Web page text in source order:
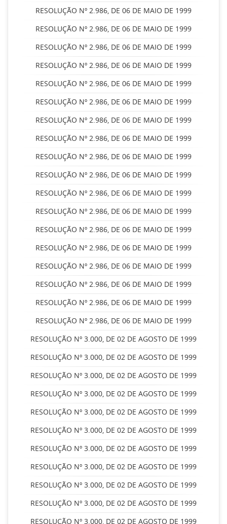
RESOLUÇÃO Nº 2.986, DE 06 DE MAIO DE 1999
RESOLUÇÃO Nº 2.986, DE 06 DE MAIO DE 1999
RESOLUÇÃO Nº 2.986, DE 06 DE MAIO DE 1999
RESOLUÇÃO Nº 2.986, DE 06 DE MAIO DE 1999
RESOLUÇÃO Nº 2.986, DE 06 DE MAIO DE 1999
RESOLUÇÃO Nº 2.986, DE 06 DE MAIO DE 1999
RESOLUÇÃO Nº 2.986, DE 06 DE MAIO DE 1999
RESOLUÇÃO Nº 2.986, DE 06 DE MAIO DE 1999
RESOLUÇÃO Nº 2.986, DE 06 DE MAIO DE 1999
RESOLUÇÃO Nº 2.986, DE 06 DE MAIO DE 1999
RESOLUÇÃO Nº 2.986, DE 06 DE MAIO DE 1999
RESOLUÇÃO Nº 2.986, DE 06 DE MAIO DE 1999
RESOLUÇÃO Nº 2.986, DE 06 DE MAIO DE 1999
RESOLUÇÃO Nº 2.986, DE 06 DE MAIO DE 1999
RESOLUÇÃO Nº 2.986, DE 06 DE MAIO DE 1999
RESOLUÇÃO Nº 2.986, DE 06 DE MAIO DE 1999
RESOLUÇÃO Nº 2.986, DE 06 DE MAIO DE 1999
RESOLUÇÃO Nº 2.986, DE 06 DE MAIO DE 1999
RESOLUÇÃO Nº 3.000, DE 02 DE AGOSTO DE 1999
RESOLUÇÃO Nº 3.000, DE 02 DE AGOSTO DE 1999
RESOLUÇÃO Nº 3.000, DE 02 DE AGOSTO DE 1999
RESOLUÇÃO Nº 3.000, DE 02 DE AGOSTO DE 1999
RESOLUÇÃO Nº 3.000, DE 02 DE AGOSTO DE 1999
RESOLUÇÃO Nº 3.000, DE 02 DE AGOSTO DE 1999
RESOLUÇÃO Nº 3.000, DE 02 DE AGOSTO DE 1999
RESOLUÇÃO Nº 3.000, DE 02 DE AGOSTO DE 1999
RESOLUÇÃO Nº 3.000, DE 02 DE AGOSTO DE 1999
RESOLUÇÃO Nº 3.000, DE 02 DE AGOSTO DE 1999
RESOLUÇÃO Nº 3.000, DE 02 DE AGOSTO DE 1999